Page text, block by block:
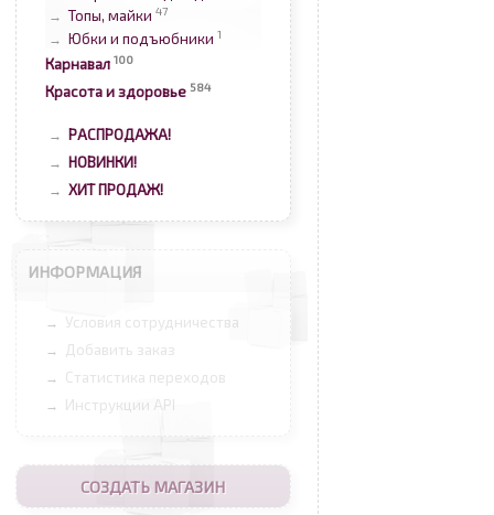
→ Топы, майки 47
→ Юбки и подъюбники 1
Карнавал 100
Красота и здоровье 584
→ РАСПРОДАЖА!
→ НОВИНКИ!
→ ХИТ ПРОДАЖ!
ИНФОРМАЦИЯ
→ Условия сотрудничества
→ Добавить заказ
→ Статистика переходов
→ Инструкции API
СОЗДАТЬ МАГАЗИН